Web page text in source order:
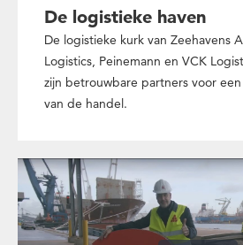
De logistieke haven
De logistieke kurk van Zeehavens
Logistics, Peinemann en VCK
zijn betrouwbare partners voor
van de handel.